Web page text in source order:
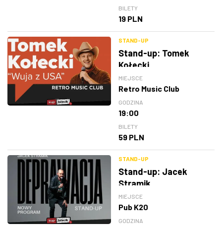
BILETY
19 PLN
STAND-UP
Stand-up: Tomek
Kołecki
MIEJSCE
Retro Music Club
GODZINA
19:00
BILETY
59 PLN
STAND-UP
Stand-up: Jacek
Stramik
MIEJSCE
Pub K20
GODZINA